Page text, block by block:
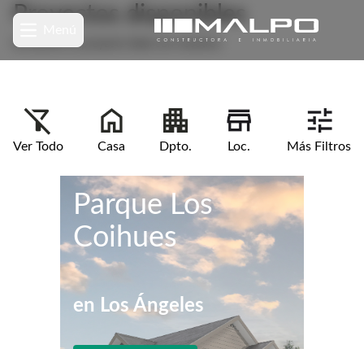
Proyectos disponibles
Encuentra tu proyecto ideal con nosotros
Ver Todo Casa Dpto. Loc. Más Filtros
Parque Los
Coihues
en Los Ángeles